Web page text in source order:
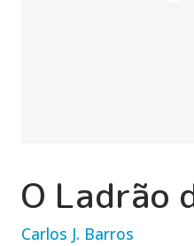
O Ladrão
Carlos J. Barros